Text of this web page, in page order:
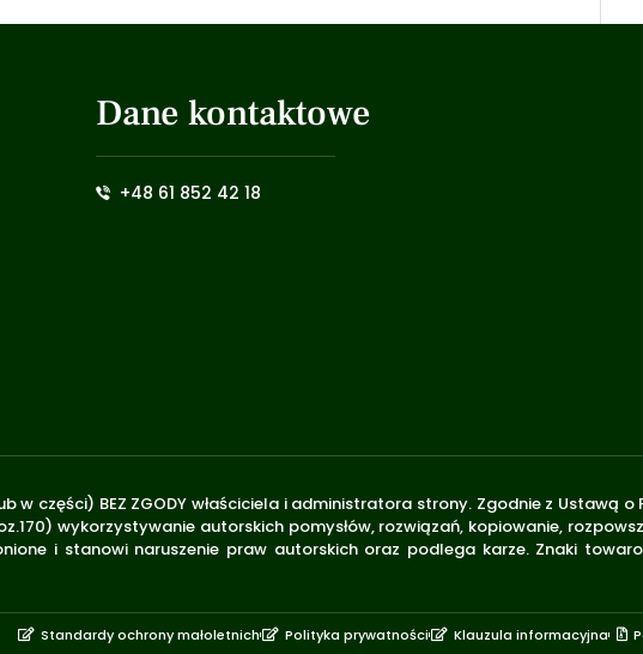
Dane kontaktowe
+48 61 852 42 18
w części) BEZ ZGODY właściciela i administratora strony. Zgodnie z Ustawą
wykorzystywanie autorskich pomysłów, rozwiązań, kopiowanie,
i stanowi naruszenie praw autorskich oraz podlega karze. Znaki
Standardy ochrony małoletnich Polityka prywatności Klauzula informacyjna